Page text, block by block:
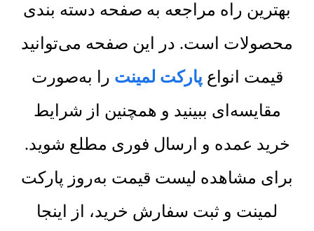
بهترین راه مراجعه به صفحه دسته بندی
محصولات است. در این صفحه می‌توانید
قیمت انواع پارکت لمینت را به‌صورت
مقایسه‌ای ببینید و همچنین از شرایط
خرید عمده و ارسال فوری مطلع شوید.
برای مشاهده لیست قیمت به‌روز پارکت
لمینت و ثبت سفارش خرید، از اینجا